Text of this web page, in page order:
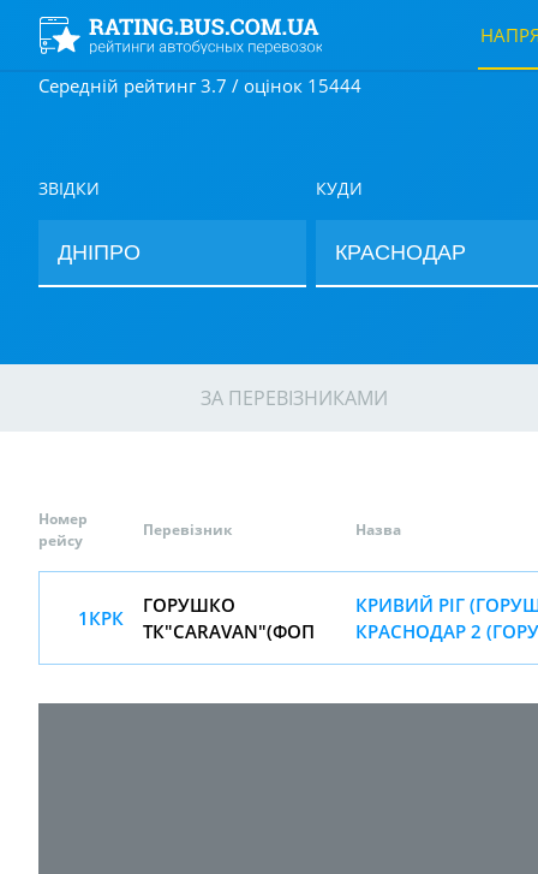
Середній рейтинг 3.7 / оцінок 15444
ЗВІДКИ КУДИ
ЗА ПЕРЕВІЗНИКАМИ
Номер
рейсу
Перевізник Назва
1КРК
ГОРУШКО
ТК"CARAVAN"(ФОП
КРИВИЙ РІГ
КРАСНОДАР 2